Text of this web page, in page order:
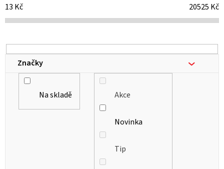
13 Kč 20525 Kč
Na skladě Akce
Novinka
Tip
Značky
p
r
o
d